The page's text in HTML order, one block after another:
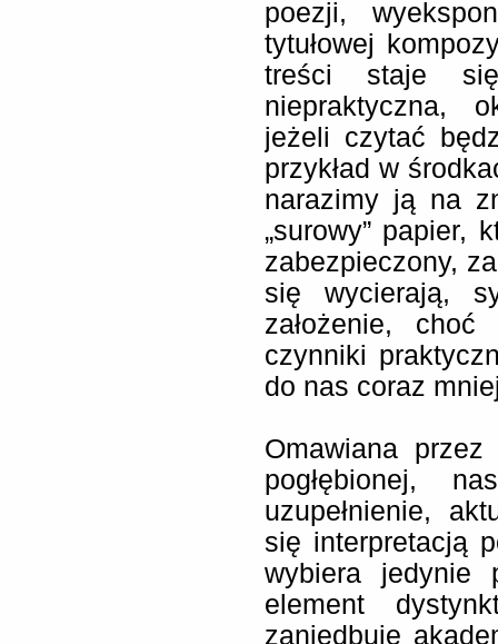
poezji,
tytułowej
treści staje
niepraktyczna,
jeżeli czytać
przykład w
narazimy ją na
„surowy” papier,
zabezpieczony,
się wycierają,
założenie,
czynniki
do nas coraz
Omawiana
pogłębionej,
uzupełnienie,
się interpretacją
wybiera jedynie
element
zaniedbuje